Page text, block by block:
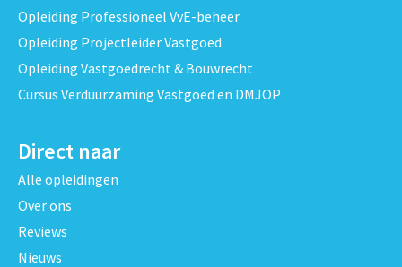
Opleiding Professioneel VvE-beheer
Opleiding Projectleider Vastgoed
Opleiding Vastgoedrecht & Bouwrecht
Cursus Verduurzaming Vastgoed en DMJOP
Direct naar
Alle opleidingen
Over ons
Reviews
Nieuws